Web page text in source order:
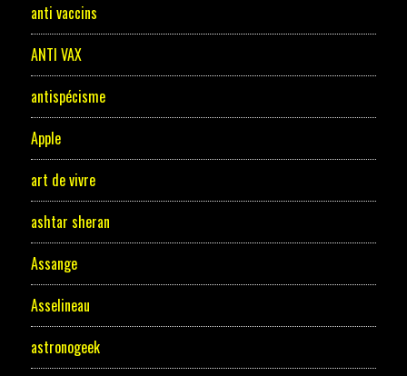
anti vaccins
ANTI VAX
antispécisme
Apple
art de vivre
ashtar sheran
Assange
Asselineau
astronogeek